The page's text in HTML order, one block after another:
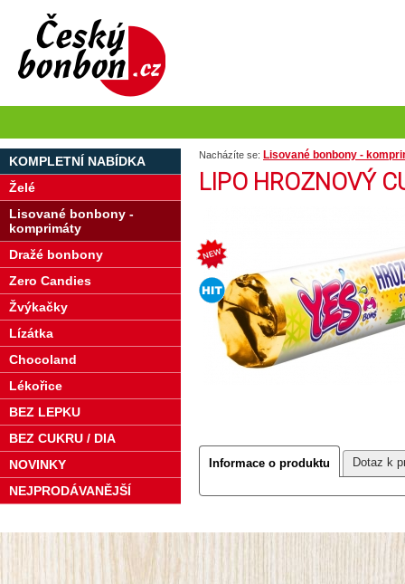
Nacházíte se: Lisované bonbony -
LIPO HROZNOVÝ
Informace o produktu Dotaz k
KOMPLETNÍ NABÍDKA
Želé
Lisované bonbony -
komprimáty
Dražé bonbony
Zero Candies
Žvýkačky
Lízátka
Chocoland
Lékořice
BEZ LEPKU
BEZ CUKRU / DIA
NOVINKY
NEJPRODÁVANĚJŠÍ